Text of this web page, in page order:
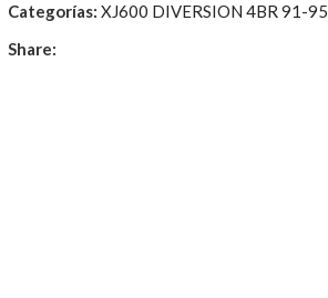
Categorías: XJ600 DIVERSION 4BR 91-95
Share: